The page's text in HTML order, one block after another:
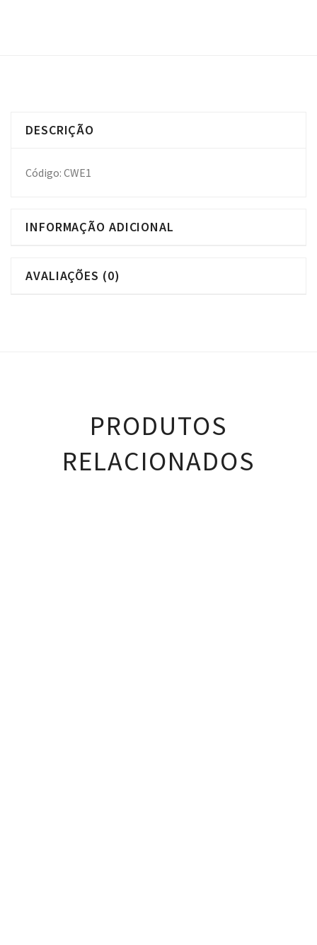
DESCRIÇÃO
Código: CWE1
INFORMAÇÃO ADICIONAL
AVALIAÇÕES (0)
PRODUTOS
RELACIONADOS